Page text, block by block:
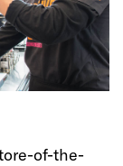
of-the-